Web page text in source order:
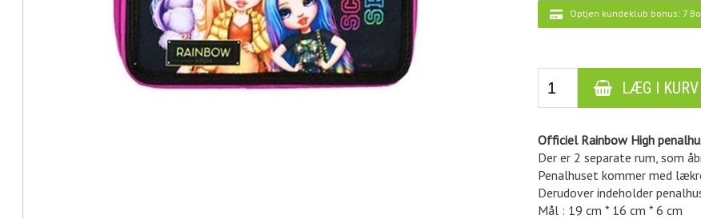
Optjen kundeklub bonus: 7
Officiel Rainbow High
Der er 2 separate rum, som
Penalhuset kommer med
Derudover indeholder
Mål : 19 cm * 16 cm * 6 cm